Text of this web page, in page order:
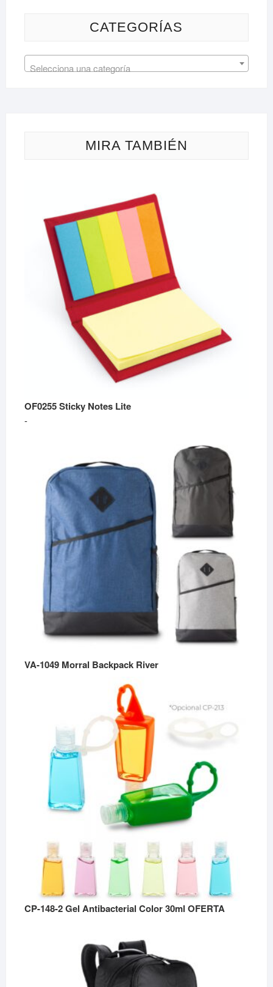
CATEGORÍAS
Selecciona una categoría
MIRA TAMBIÉN
OF0255 Sticky Notes Lite
-Rango
$1,990
hasta
$3,290
VA-1049 Morral Backpack River
CP-148-2 Gel Antibacterial Color 30ml OFERTA